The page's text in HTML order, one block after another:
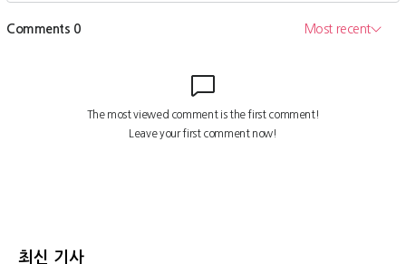
최신 기사